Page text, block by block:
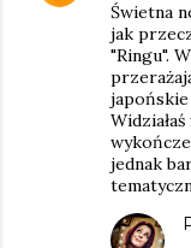
Świetna
jak
"Ringu".
japońskie
jednak